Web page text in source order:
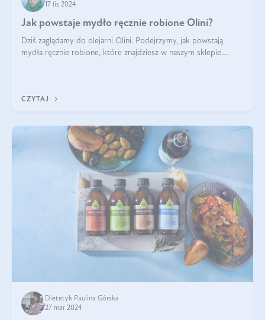
17 lis 2024
Jak powstaje mydło ręcznie robione Olini?
Dziś zaglądamy do olejarni Olini. Podejrzymy, jak powstają
mydła ręcznie robione, które znajdziesz w naszym sklepie.
CZYTAJ
Dietetyk Paulina Górska
27 mar 2024